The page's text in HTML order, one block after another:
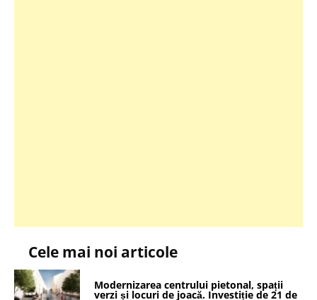
Cele mai noi articole
Modernizarea centrului pietonal, spații
verzi și locuri de joacă. Investiție de 21 de